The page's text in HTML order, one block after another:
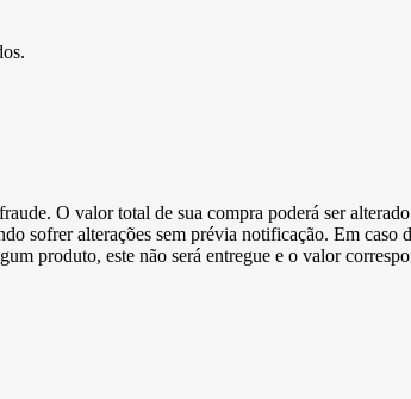
O valor total de sua compra poderá ser
sofrer alterações sem prévia notificação. Em
produto, este não será entregue e o valor